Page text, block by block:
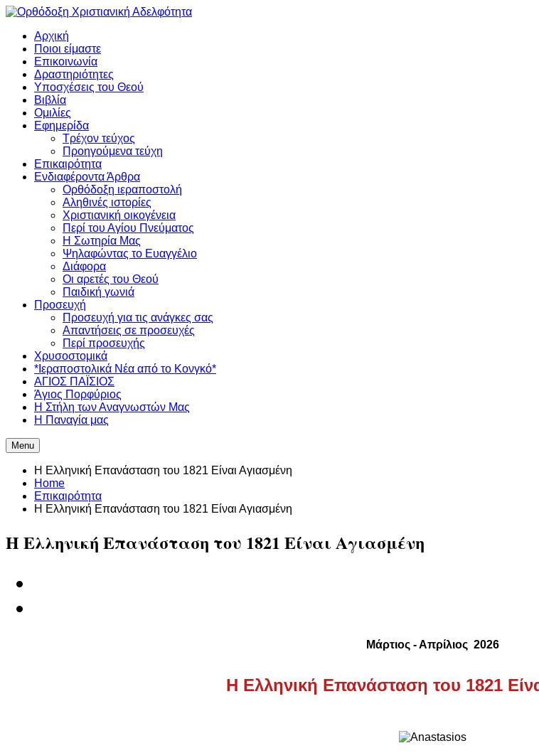
Αρχική
Ποιοι είμαστε
Επικοινωνία
Δραστηριότητες
Υποσχέσεις του Θεού
Βιβλία
Ομιλίες
Εφημερίδα
Τρέχον τεύχος
Προηγούμενα τεύχη
Επικαιρότητα
Ενδιαφέροντα Άρθρα
Ορθόδοξη ιεραποστολή
Αληθινές ιστορίες
Χριστιανική οικογένεια
Περί του Αγίου Πνεύματος
Η Σωτηρία Μας
Ψηλαφώντας το Ευαγγέλιο
Διάφορα
Οι αρετές του Θεού
Παιδική γωνιά
Προσευχή
Προσευχή για τις ανάγκες σας
Απαντήσεις σε προσευχές
Περί προσευχής
Χρυσοστομικά
*Ιεραποστολικά Νέα από το Κονγκό*
ΑΓΙΟΣ ΠΑΪΣΙΟΣ
Άγιος Πορφύριος
Η Στήλη των Αναγνωστών Mας
Η Παναγία μας
Menu
Η Ελληνική Επανάσταση του 1821 Είναι Αγιασμένη
Home
Επικαιρότητα
Η Ελληνική Επανάσταση του 1821 Είναι Αγιασμένη
Η Ελληνική Επανάσταση του 1821 Είναι Αγιασμένη
Μάρτιος - Απρίλιος 2026
Η Ελληνική Επανάσταση του 1821